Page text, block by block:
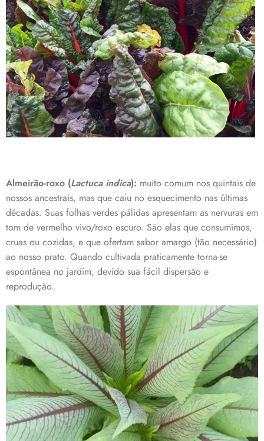
Almeirão-roxo (Lactuca indica): muito comum nos quintais de
nossos ancestrais, mas que caiu no esquecimento nas últimas
décadas. Suas folhas verdes pálidas apresentam as nervuras em
tom de vermelho vivo/roxo escuro. São elas que consumimos,
cruas ou cozidas, e que ofertam sabor amargo (tão necessário)
ao nosso prato. Quando cultivada praticamente torna-se
espontânea no jardim, devido sua fácil dispersão e
reprodução.